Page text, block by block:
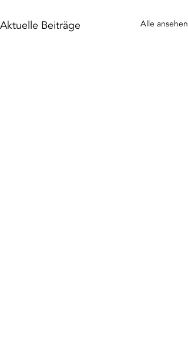
Aktuelle Beiträge Alle ansehen